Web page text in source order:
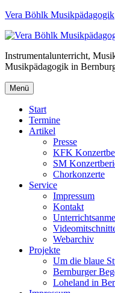
Vera Böhlk Musikpädagogik
Instrumentalunterricht,
Musikpädagogik in
Menü
Start
Termine
Artikel
Presse
KFK
SM
Chorkonzerte
Service
Impressum
Kontakt
Webarchiv
Projekte
Um die blaue
Bernburger
Loheland in